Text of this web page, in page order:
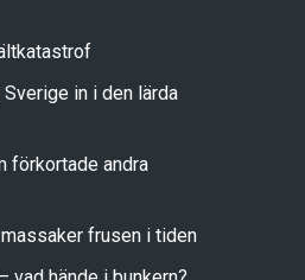
in i den lärda
förkortade andra
frusen i tiden